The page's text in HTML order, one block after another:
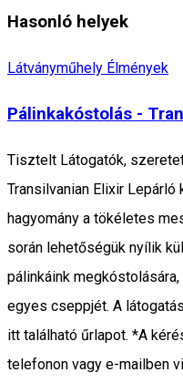
Hasonló helyek
Látványműhely Élmények
Pálinkakóstolás -
Tisztelt Látogatók,
Transilvanian Elixir Lepárló
hagyomány a tökéletes
során lehetőségük nyílik
pálinkáink
egyes cseppjét. A
itt található űrlapot. *A
telefonon vagy e-mailben